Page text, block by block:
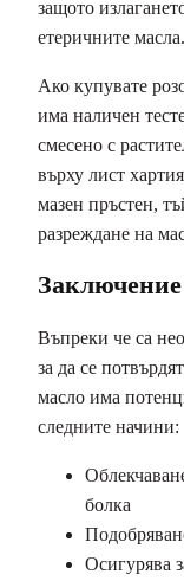
защото
етеричните масла.
Ако купувате
има наличен
смесено с
върху лист
мазен пръстен,
разреждане на
Заключение
Въпреки че са
за да се
масло има
следните начини:
болка
Осигурява